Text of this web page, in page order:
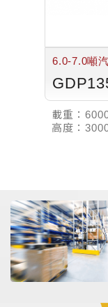
6.0-7.0噸
載重：
高度：